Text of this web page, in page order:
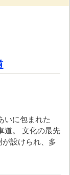
いに包まれた
道。 文化の最先
設けられ、多